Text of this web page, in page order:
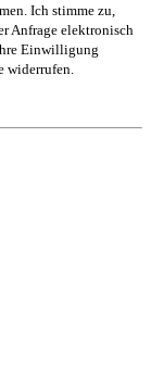
Ich stimme zu,
Anfrage elektronisch
Einwilligung